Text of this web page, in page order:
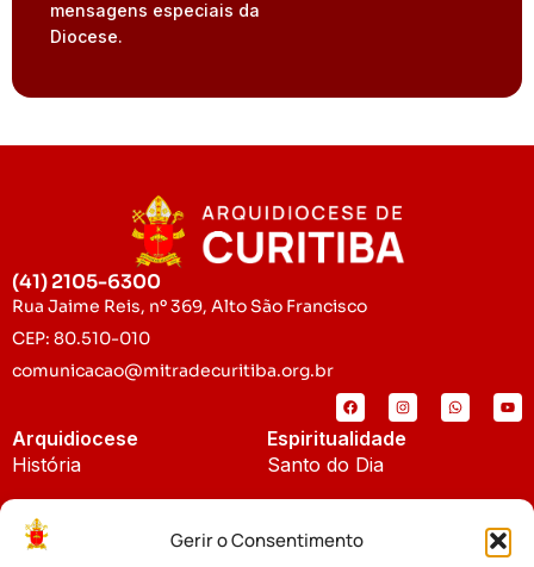
Gerir o Consentimento
mensagens especiais da
Diocese.
(41) 2105-6300
Rua Jaime Reis, nº 369, Alto São Francisco
CEP: 80.510-010
comunicacao@mitradecuritiba.org.br
Arquidiocese
História
Padroeira
Espiritualidade
Santo do Dia